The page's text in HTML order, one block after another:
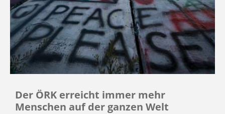
Der ÖRK erreicht immer mehr
Menschen auf der ganzen Welt